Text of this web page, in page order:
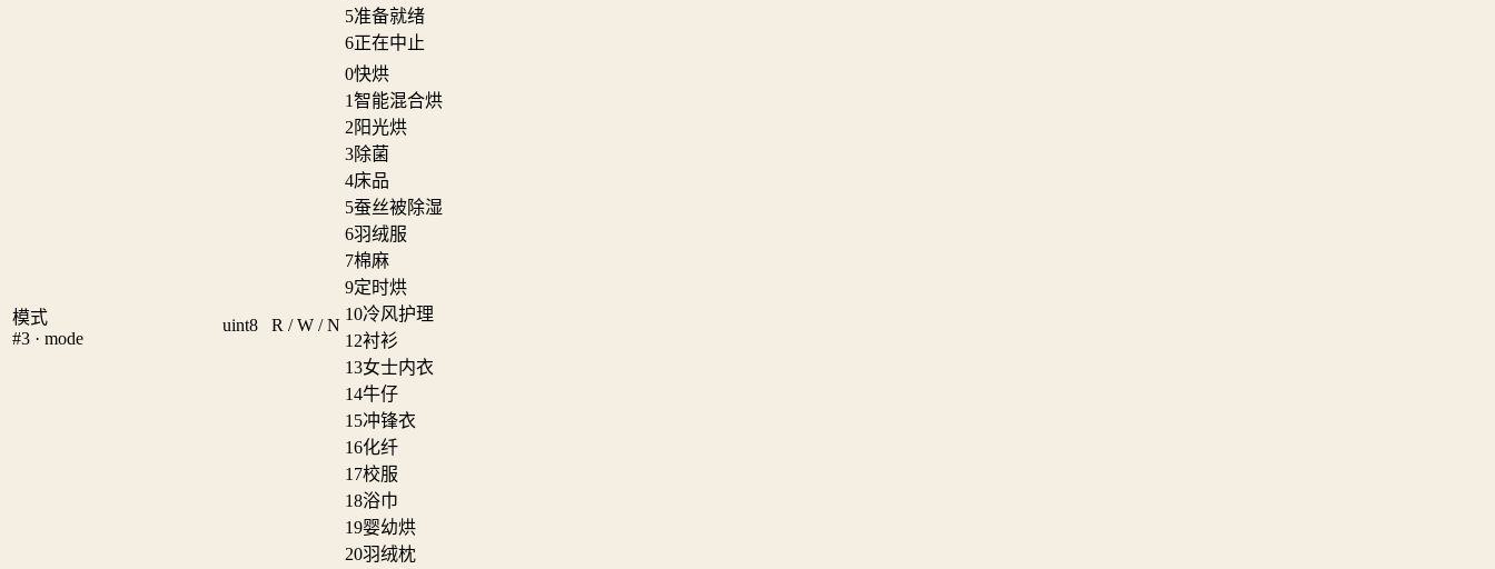
5准备就绪
6正在中止
模式
#3 · mode
uint8 R / W / N
0快烘
1智能混合烘
2 阳光烘
3除菌
4床品
5蚕丝被除湿
6羽绒服
7棉麻
9定时烘
10冷风护理
12衬衫
13女士内衣
14牛仔
15冲锋衣
16化纤
17校服
18浴巾
19婴幼烘
20羽绒枕